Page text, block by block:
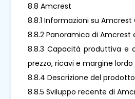
8.8 Amcrest
8.8.1 Informazioni su
8.8.2 Panoramica di
8.8.3 Capacità produttiva e
prezzo, ricavi e margine
8.8.4 Descrizione del
8.8.5 Sviluppo recente di